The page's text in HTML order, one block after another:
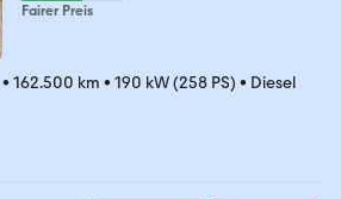
Fairer Preis
• 162.500 km • 190 kW (258 PS) • Diesel